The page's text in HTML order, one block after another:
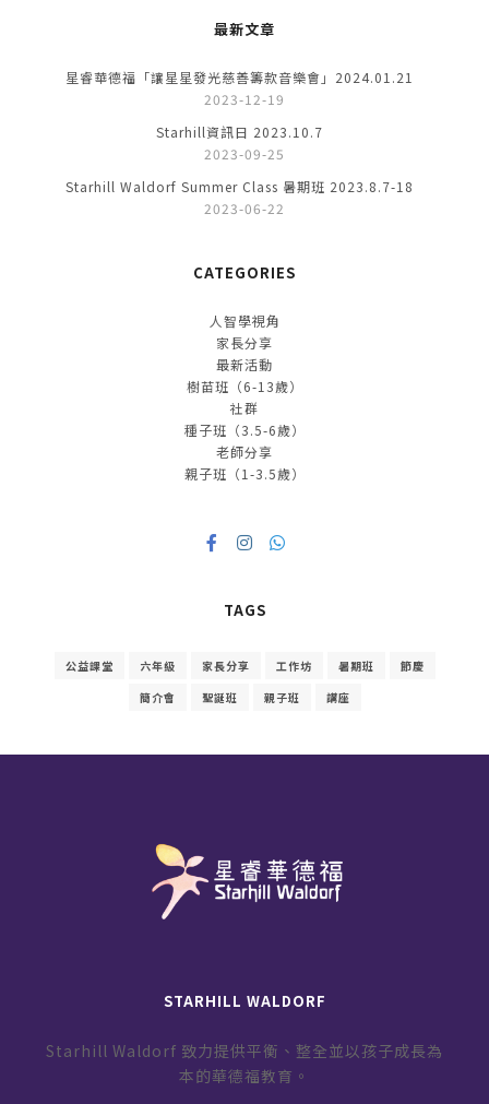
最新文章
星睿華德福「讓星星發光慈善籌款音樂會」2024.01.21
2023-12-19
Starhill資訊日 2023.10.7
2023-09-25
Starhill Waldorf Summer Class 暑期班 2023.8.7-18
2023-06-22
CATEGORIES
人智學視角
家長分享
最新活動
樹苗班（6-13歲）
社群
種子班（3.5-6歲）
老師分享
親子班（1-3.5歲）
TAGS
公益課堂 六年級 家長分享 工作坊 暑期班
節慶
簡介會
聖誕班 親子班 講座
STARHILL WALDORF
Starhill Waldorf 致力提供平衡、整全並以孩子成長為
本的華德福教育。